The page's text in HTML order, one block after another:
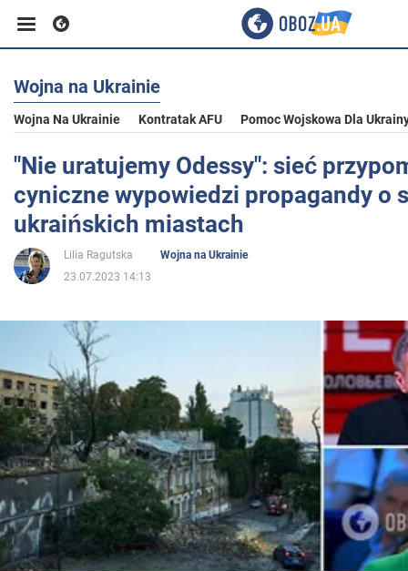
Biznes
Sport
Rozrywka
Życie
Polityka
Społeczeństwo
Wojna na Ukrainie
Świat
Wojna na Ukrainie
Wojna Na Ukrainie Kontratak AFU Pomoc Wojskowa Dla
"Nie uratujemy Odessy": sieć
cyniczne wypowiedzi propagandy o
ukraińskich miastach
Lilia Ragutska
Wojna na Ukrainie
23.07.2023 14:13